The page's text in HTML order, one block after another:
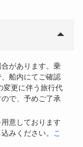
があります。乗
船内にてご確認
変更に伴う旅行代
で、予めご了承
意しております
みください。
こ